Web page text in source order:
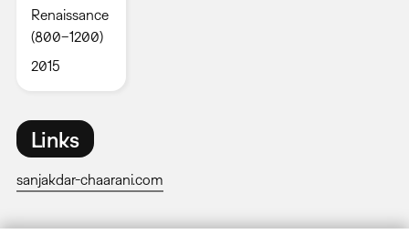
Renaissance
(800–1200)
2015
Links
sanjakdar-chaarani.com